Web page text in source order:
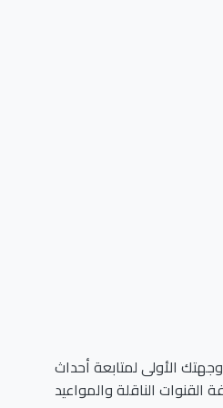
لمتابعة أحداث
الناقلة والمواعيد